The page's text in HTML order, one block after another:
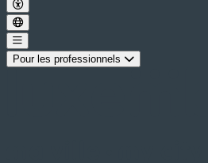
Pour les professionnels